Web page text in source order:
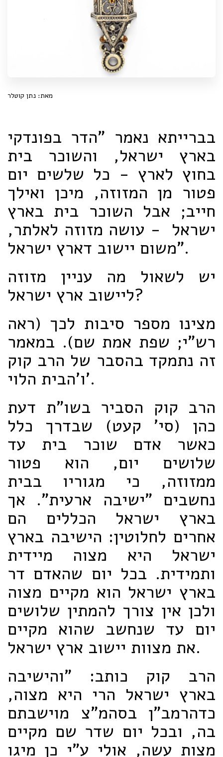
מאת: נתן קוטלר
בברייתא נאמר "הדר בפונדקי
בארץ ישראל, והשוכר בית
בחוץ לארץ - כל שלשים יום
פטור מן המזוזה, מיכן ואילך
חייב; אבל השוכר בית בארץ
ישראל - עושה מזוזה לאלתר,
משום יישוב דארץ ישראל".
יש לשאול מה עניין מזוזה
ליישוב ארץ ישראל?
מצינו מספר סיבות לכך (ראה
רש"י; שפת אמת שם). במאמר
זה נתמקד בהסבר של הרב קוק
ו'הבית הלוי'.
הרב קוק הסביר בשו"ת דעת
כהן (סי' קעט) שבדרך כלל
כאשר אדם שוכר בית עד
שלושים יום, הוא פטור
ממזוזה, כי מגוריו בבית
נחשבים "ישיבה ארעית". אך
בארץ ישראל הכללים הם
אחרים לחלוטין: הישיבה בארץ
ישראל היא מצוה מיידית
ותמידית. בכל יום שהאדם דר
בארץ ישראל הוא מקיים מצוה
ולכן אין צורך להמתין שלושים
יום עד שנחשב שהוא מקיים
את מצוות יישוב ארץ ישראל.
הרב קוק כותב: "והישיבה
בארץ ישראל הרי היא מצוה,
כדהרמב"ן בסהמ"צ מוישבתם
בה, ובכל יום שדר שם מקיים
מצות עשה, אולי ע"י כן מיגו